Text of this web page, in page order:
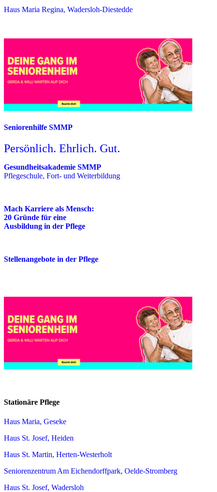
Haus Maria Regina, Wadersloh-Diestedde
Seniorenhilfe SMMP
Persönlich. Ehrlich. Gut.
Gesundheitsakademie SMMP
Pflegeschule, Fort- und Weiterbildung
Mach Karriere als Mensch:
20 Gründe für eine
Ausbildung in der Pflege
Stellenangebote in der Pflege
Stationäre Pflege
Haus Maria, Geseke
Haus St. Josef, Heiden
Haus St. Martin, Herten-Westerholt
Seniorenzentrum Am Eichendorffpark, Oelde-Stromberg
Haus St. Josef, Wadersloh